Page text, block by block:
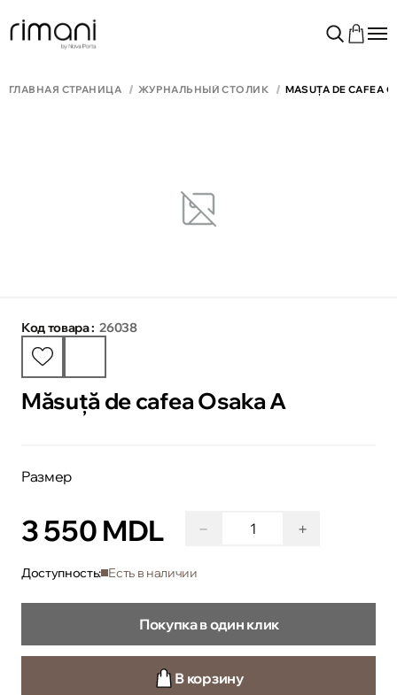
ГЛАВНАЯ СТРАНИЦА ЖУРНАЛЬНЫЙ СТОЛИК MĂSUȚĂ DE CAFEA
Код товара : 26038
Măsuță de cafea Osaka A
Размер
3 550 MDL − +
Доступность: Есть в наличии
Покупка в один клик
В корзину